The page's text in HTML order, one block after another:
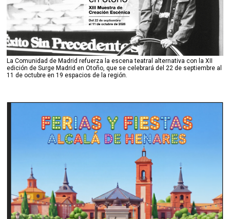
La Comunidad de Madrid refuerza la escena teatral alternativa con la XII
edición de Surge Madrid en Otoño, que se celebrará del 22 de septiembre al
11 de octubre en 19 espacios de la región.